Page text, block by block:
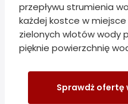
przepływu strumienia
każdej kostce w
zielonych wlotów wody
pięknie powierzchnię
Sprawdż ofertę